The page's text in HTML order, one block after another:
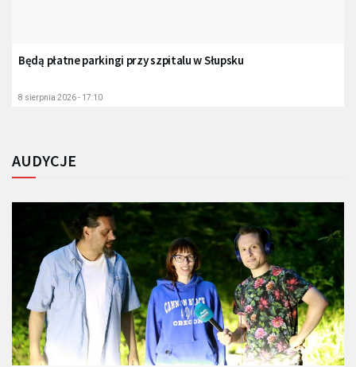
Będą płatne parkingi przy szpitalu w Słupsku
8 sierpnia 2026 - 17:10
AUDYCJE